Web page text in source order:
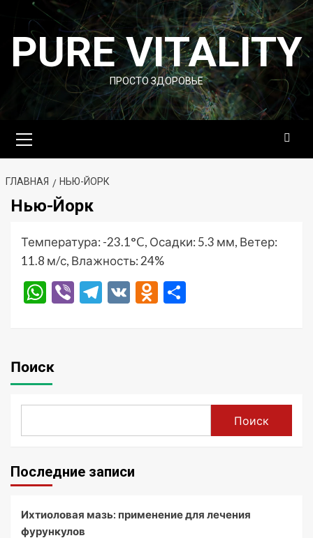
Перейти
содержимому
PURE VITALITY
ПРОСТО ЗДОРОВЬЕ
меню
ГЛАВНАЯ НЬЮ-ЙОРК
Нью-Йорк
Температура: -23.1°C, Осадки: 5.3 мм, Ветер:
11.8 м/с, Влажность: 24%
WhatsApp
ViberTelegram
VK Odnoklassniki
Поиск
Поиск
Последние записи
Ихтиоловая мазь: применение для лечения
фурункулов